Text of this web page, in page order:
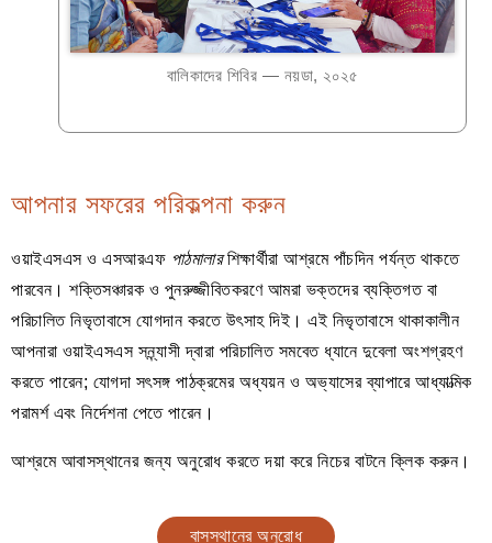
বালিকাদের শিবির — নয়ডা, ২০২৫
আপনার সফরের পরিকল্পনা করুন
ওয়াইএসএস ও এসআরএফ পাঠমালারশিক্ষার্থীরা আশ্রমে পাঁচদিন পর্যন্ত থাকতে
পারবেন। শক্তিসঞ্চারক ও পুনরুজ্জীবিতকরণে আমরা ভক্তদের ব্যক্তিগত বা
পরিচালিত নিভৃতাবাসে যোগদান করতে উৎসাহ দিই। এই নিভৃতাবাসে থাকাকালীন
আপনারা ওয়াইএসএস সন্ন্যাসী দ্বারা পরিচালিত সমবেত ধ্যানে দুবেলা অংশগ্রহণ
করতে পারেন; যোগদা সৎসঙ্গ পাঠক্রমের অধ্যয়ন ও অভ্যাসের ব্যাপারে আধ্যাত্মিক
পরামর্শ এবং নির্দেশনা পেতে পারেন।
আশ্রমে আবাসস্থানের জন্য অনুরোধ করতে দয়া করে নিচের বাটনে ক্লিক করুন।
বাসস্থানের অনুরোধ